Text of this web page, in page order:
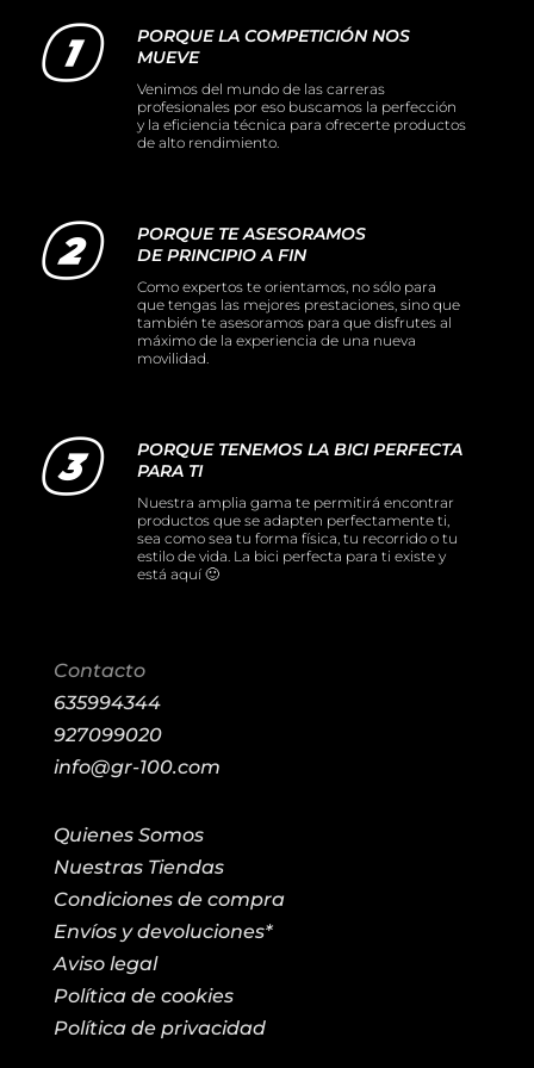
Manillares
Frenos
Portabidones
Varios accesorios
Mantenimiento de bicicletas
Varios
Outlet equipación
PORQUE LA COMPETICIÓN NOS
MUEVE
Venimos del mundo de las carreras
profesionales por eso buscamos la perfección
y la eficiencia técnica para ofrecerte productos
de alto rendimiento.
PORQUE TE ASESORAMOS
DE PRINCIPIO A FIN
Como expertos te orientamos, no sólo para
que tengas las mejores prestaciones, sino que
también te asesoramos para que disfrutes al
máximo de la experiencia de una nueva
movilidad.
PORQUE TENEMOS LA BICI PERFECTA
PARA TI
Nuestra amplia gama te permitirá encontrar
productos que se adapten perfectamente ti,
sea como sea tu forma física, tu recorrido o tu
estilo de vida. La bici perfecta para ti existe y
está aquí 🙂
Contacto
635994344
927099020
info@gr-100.com
Quienes Somos
Nuestras Tiendas
Condiciones de compra
Envíos y devoluciones*
Aviso legal
Política de cookies
Política de privacidad